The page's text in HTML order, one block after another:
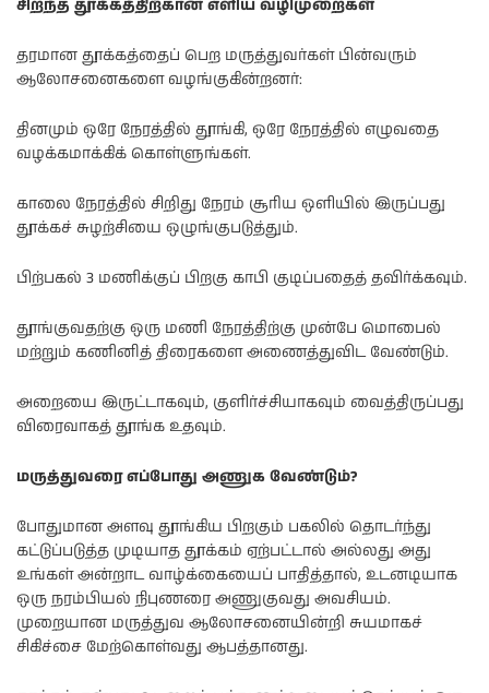
சிறந்த தூக்கத்திற்கான எளிய வழிமுறைகள்
தரமான தூக்கத்தைப் பெற மருத்துவர்கள் பின்வரும்
ஆலோசனைகளை வழங்குகின்றனர்:
தினமும் ஒரே நேரத்தில் தூங்கி, ஒரே நேரத்தில் எழுவதை
வழக்கமாக்கிக் கொள்ளுங்கள்.
காலை நேரத்தில் சிறிது நேரம் சூரிய ஒளியில் இருப்பது
தூக்கச் சுழற்சியை ஒழுங்குபடுத்தும்.
பிற்பகல் 3 மணிக்குப் பிறகு காபி குடிப்பதைத் தவிர்க்கவும்.
தூங்குவதற்கு ஒரு மணி நேரத்திற்கு முன்பே மொபைல்
மற்றும் கணினித் திரைகளை அணைத்துவிட வேண்டும்.
அறையை இருட்டாகவும், குளிர்ச்சியாகவும் வைத்திருப்பது
விரைவாகத் தூங்க உதவும்.
மருத்துவரை எப்போது அணுக வேண்டும்?
போதுமான அளவு தூங்கிய பிறகும் பகலில் தொடர்ந்து
கட்டுப்படுத்த முடியாத தூக்கம் ஏற்பட்டால் அல்லது அது
உங்கள் அன்றாட வாழ்க்கையைப் பாதித்தால், உடனடியாக
ஒரு நரம்பியல் நிபுணரை அணுகுவது அவசியம்.
முறையான மருத்துவ ஆலோசனையின்றி சுயமாகச்
சிகிச்சை மேற்கொள்வது ஆபத்தானது.